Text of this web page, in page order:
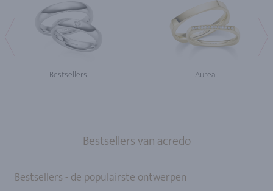
Bestsellers Aurea
Bestsellers van acredo
Bestsellers - de populairste ontwerpen